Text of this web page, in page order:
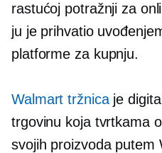
rastućoj potražnji za
ju je prihvatio
platforme za kupnju.
Walmart tržnicaje
trgovinu koja tvrtkama
svojih proizvoda putem